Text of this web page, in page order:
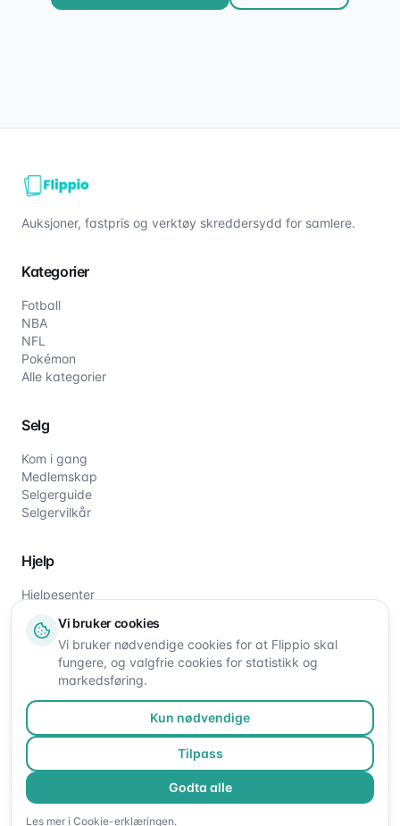
Auksjoner, fastpris og verktøy skreddersydd for samlere.
Kategorier
Fotball
NBA
NFL
Pokémon
Alle kategorier
Selg
Kom i gang
Medlemskap
Selgerguide
Selgervilkår
Hjelp
Hjelpesenter
Om oss
Kontakt oss
©2026Flippio. Alle rettigheter reservert.
Vi bruker cookies
Vi bruker nødvendige cookies for at Flippio skal
fungere, og valgfrie cookies for statistikk og
markedsføring.
Kun nødvendige
Tilpass
Godta alle
Les mer i Cookie-erklæringen.